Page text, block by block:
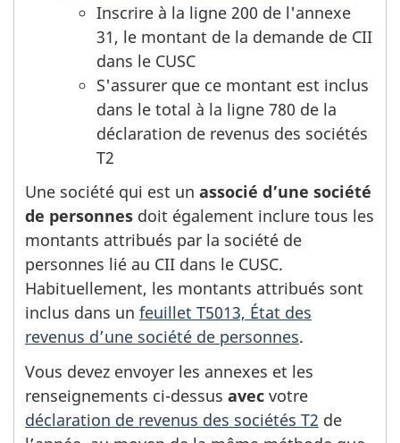
dans
un
onglet)
Inscrire à la ligne 200 de l'annexe
31, le montant de la demande de CII
dans le CUSC
S'assurer que ce montant est inclus
dans le total à la ligne 780 de la
déclaration de revenus des sociétés
T2
Une société qui est un associé d’une société
de personnes doit également inclure tous les
montants attribués par la société de
personnes lié au CII dans le CUSC.
Habituellement, les montants attribués sont
inclus dans un feuillet T5013, État des
revenus d’une société de personnes(
u
v
r
.
Vous devez envoyer les annexes et les
renseignements ci-dessus avec votre
déclaration de revenus des sociétés T2 de